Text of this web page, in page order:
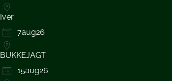
Iver
7aug26
BUKKEJAGT
15aug26